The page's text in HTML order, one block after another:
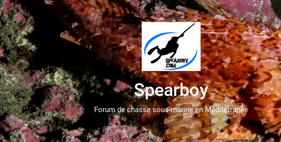
Spearboy
Forum de chasse sous-marine en Méditerranée